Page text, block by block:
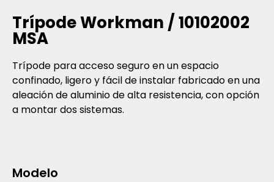
Trípode Workman / 10102002
MSA
Trípode para acceso seguro en un espacio
confinado, ligero y fácil de instalar fabricado en una
aleación de aluminio de alta resistencia, con opción
a montar dos sistemas.
Modelo